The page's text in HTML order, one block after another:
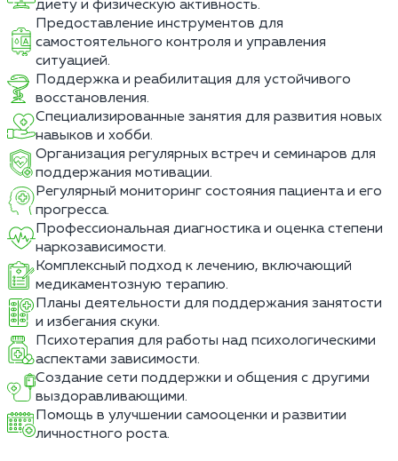
диету и физическую активность.
Предоставление инструментов для
самостоятельного контроля и управления
ситуацией.
Поддержка и реабилитация для устойчивого
восстановления.
Специализированные занятия для развития новых
навыков и хобби.
Организация регулярных встреч и семинаров для
поддержания мотивации.
Регулярный мониторинг состояния пациента и его
прогресса.
Профессиональная диагностика и оценка степени
наркозависимости.
Комплексный подход к лечению, включающий
медикаментозную терапию.
Планы деятельности для поддержания занятости
и избегания скуки.
Психотерапия для работы над психологическими
аспектами зависимости.
Создание сети поддержки и общения с другими
выздоравливающими.
Помощь в улучшении самооценки и развитии
личностного роста.